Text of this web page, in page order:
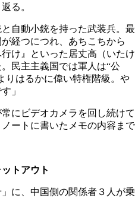
る。
自動小銃を持った武装兵。最
経つにつれ、あちこちから
け』といった居丈高（いたけ
民主主義国では軍人は“公
りはるかに偉い特権階級。や
」
にビデオカメラを回し続けて
ートに書いたメモの内容まで
トアウト
に、中国側の関係者３人が乗